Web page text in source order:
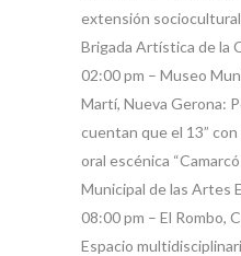
extensión sociocultural
Brigada Artística de la
02:00 pm – Museo
Martí, Nueva Gerona:
cuentan que el 13”
oral escénica
Municipal de las Artes
08:00 pm – El Rombo,
Espacio